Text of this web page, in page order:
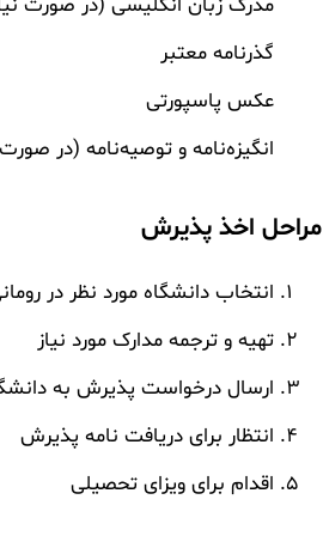
گذرنامه معتبر
عکس پاسپورتی
انگیزه‌نامه و توصیه‌نامه (در صورت
مراحل اخذ پذیرش
انتخاب دانشگاه مورد نظر در
تهیه و ترجمه مدارک مورد نیاز
ارسال درخواست پذیرش به
انتظار برای دریافت نامه پذیرش
اقدام برای ویزای تحصیلی